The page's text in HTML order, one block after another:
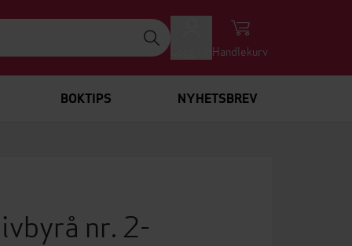
Handlekurv
BOKTIPS NYHETSBREV
nr. 2-